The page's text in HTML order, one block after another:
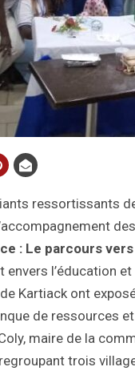
ressortissants
: Le parcours
envers l’éducation
Kartiack ont
de ressources
maire de la
trois